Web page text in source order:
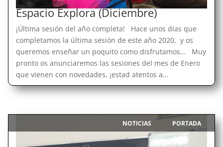
Espacio Explora (Diciembre)
¡Última sesión del año completa! Hace unos días que
completamos la última sesión de este año 2020, y os
queremos enseñar un poquito como disfrutamos… Muy
pronto os anunciaremos las sesiones del mes de Enero
que vienen con novedades, ¡estad atentos a...
NOTICIAS PORTADA